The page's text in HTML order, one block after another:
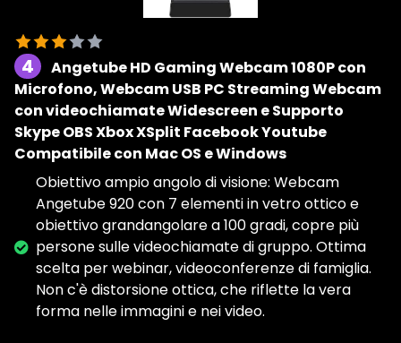
4
Angetube HD Gaming Webcam 1080P con
Microfono, Webcam USB PC Streaming Webcam
con videochiamate Widescreen e Supporto
Skype OBS Xbox XSplit Facebook Youtube
Compatibile con Mac OS e Windows
Obiettivo ampio angolo di visione: Webcam
Angetube 920 con 7 elementi in vetro ottico e
obiettivo grandangolare a 100 gradi, copre più
persone sulle videochiamate di gruppo. Ottima
scelta per webinar, videoconferenze di famiglia.
Non c'è distorsione ottica, che riflette la vera
forma nelle immagini e nei video.